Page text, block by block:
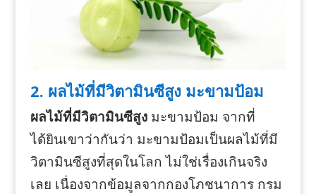
2. ผลไม้ที่มีวิตามินซีสูง มะขามป้อม
ผลไม้ที่มีวิตามินซีสูงมะขามป้อม จากที่
ได้ยินเขาว่ากันว่า มะขามป้อมเป็นผลไม้ที่มี
วิตามินซีสูงที่สุดในโลก ไม่ใช่เรื่องเกินจริง
เลย เนื่องจากข้อมูลจากกองโภชนาการ กรม